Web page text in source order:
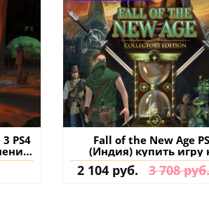
PS4
Fall of the New Age
(Индия) купить игру
аккаунт
2 104 руб. 3 708 руб.